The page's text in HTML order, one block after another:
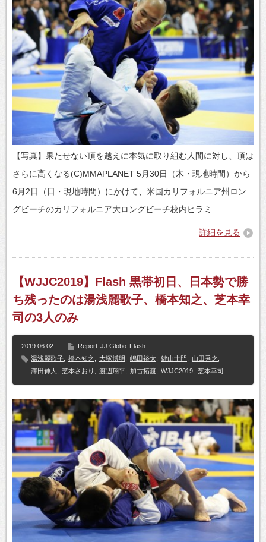
【写真】果たせない頂を越えに本気に取り組む人間に対し、頂は
さらに高くなる(C)MMAPLANET 5月30日（木・現地時間）から
6月2日（日・現地時間）にかけて、米国カリフォルニア州ロン
グビーチのカリフォルニア大ロングビーチ校内ピラミ…
詳細を見る
【WJJC2019】Flash 黒帯初日、日本勢で勝
ち残ったのは湯浅麗歌子、橋本知之、芝本幸
司の3人のみ
2019.06.02 Report JJ Globo Flash
湯浅麗歌子
橋本知之 大塚博明 嶋田裕太 鍵山士門 山田秀之
澤田伸大
芝本さおり 渡辺翔平 加古拓渡 WJJC2019 芝本幸司